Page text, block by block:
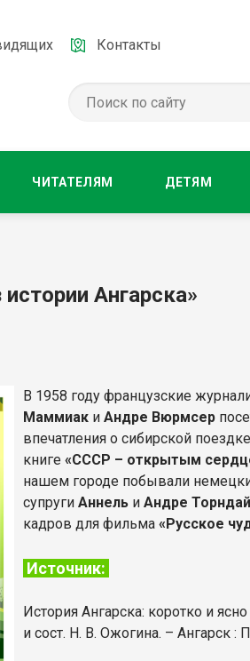
Контакты
ЧИТАТЕЛЯМ ДЕТЯМ
Ангарска»
В 1958 году французские
Маммиак иАндре Вюрмсер
впечатления о сибирской
книге«СССР – открытым
нашем городе побывали
супругиАннель иАндре
кадров для фильма«Русское
Источник:
История Ангарска: коротко и
и сост. Н. В. Ожогина. – Ангарск :